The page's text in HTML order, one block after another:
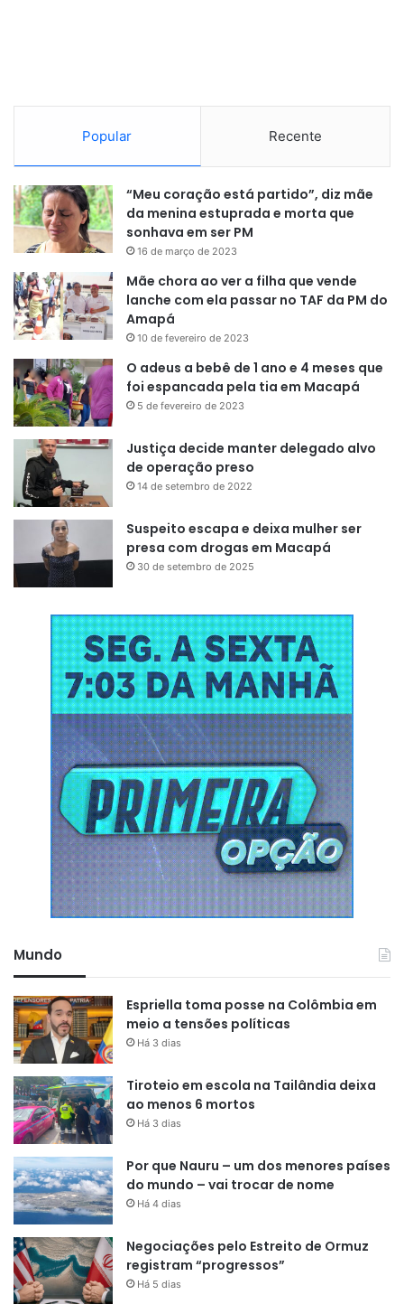
complexos desde o nascimento.
Popular
Recente
“Meu coração está partido”, diz mãe
da menina estuprada e morta que
sonhava em ser PM
16 de março de 2023
Mãe chora ao ver a filha que vende
lanche com ela passar no TAF da PM do
Amapá
10 de fevereiro de 2023
O adeus a bebê de 1 ano e 4 meses que
foi espancada pela tia em Macapá
5 de fevereiro de 2023
Justiça decide manter delegado alvo
de operação preso
14 de setembro de 2022
Suspeito escapa e deixa mulher ser
presa com drogas em Macapá
30 de setembro de 2025
Mundo
Espriella toma posse na Colômbia em
meio a tensões políticas
Há 3 dias
Tiroteio em escola na Tailândia deixa
ao menos 6 mortos
Há 3 dias
Por que Nauru – um dos menores países
do mundo – vai trocar de nome
Há 4 dias
Negociações pelo Estreito de Ormuz
registram “progressos”
Há 5 dias